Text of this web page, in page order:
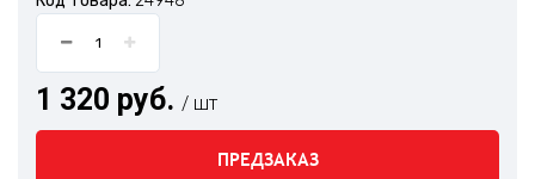
1 320 руб. / шт
ПРЕДЗАКАЗ